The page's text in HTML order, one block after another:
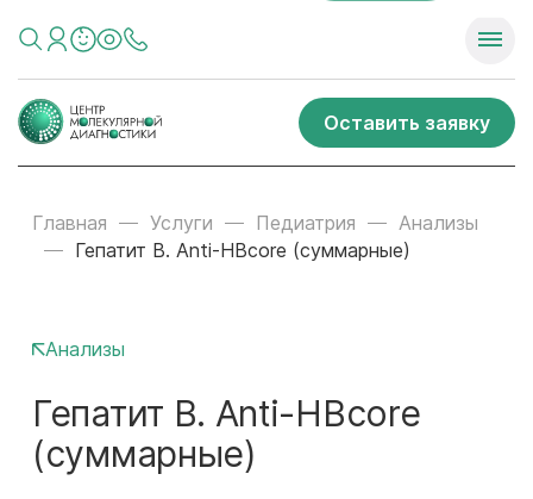
Оставить заявку
Главная Услуги Педиатрия
Анализы
Гепатит В. Anti-HBcore (суммарные)
Анализы
Гепатит В. Anti-HBcore
(суммарные)